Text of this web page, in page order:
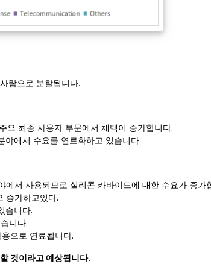
람으로 분할됩니다.
요 최종 사용자 부문에서 채택이 증가합니다.
에서 수요를 연료화하고 있습니다.
서 사용되므로 실리콘 카바이드에 대한 수요가 증가
증가하고있다.
습니다.
니다.
으로 연료됩니다.
것이라고 예상됩니다.